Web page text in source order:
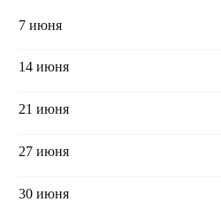
7 июня
14 июня
21 июня
27 июня
30 июня